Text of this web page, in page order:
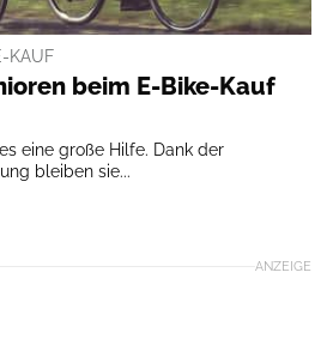
KAUF
beim E-Bike-Kauf
eine große Hilfe. Dank der
bleiben sie...
ANZEIGE